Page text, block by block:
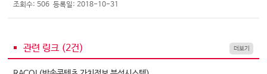
조회수: 506 등록일: 2018-10-31
관련 링크 (2건) 더보기